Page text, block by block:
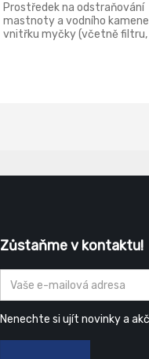
Prostředek na odstraňování
mastnoty a vodního
vnitřku myčky (včetně filtru,
Zůstaňme v kontaktu!
Nenechte si ujít novinky a